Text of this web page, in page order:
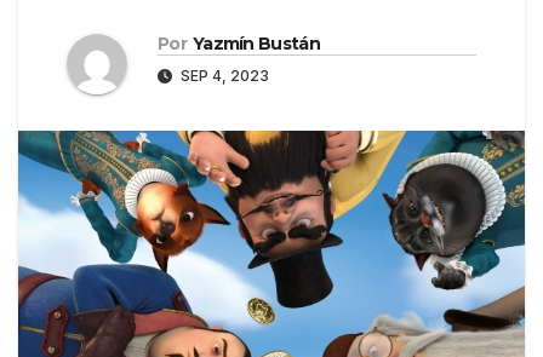
Por Yazmín Bustán
SEP 4, 2023